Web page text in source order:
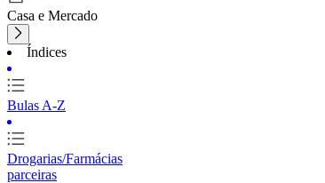
Casa e Mercado
Índices
Bulas A-Z
Drogarias/Farmácias
parceiras